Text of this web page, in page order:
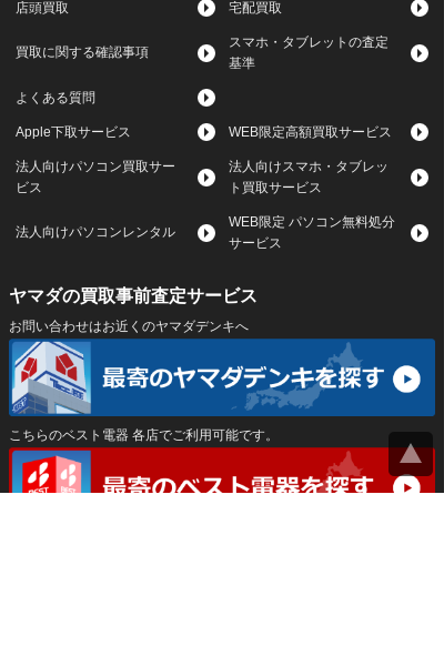
店頭買取 宅配買取
買取に関する確認事項
スマホ・タブレットの査定
基準
よくある質問
Apple下取サービス WEB限定高額買取サービス
法人向けパソコン買取サー
ビス
法人向けスマホ・タブレッ
ト買取サービス
法人向けパソコンレンタル
WEB限定 パソコン無料処分
サービス
ヤマダの買取事前査定サービス
お問い合わせはお近くのヤマダデンキへ
こちらのベスト電器 各店でご利用可能です。